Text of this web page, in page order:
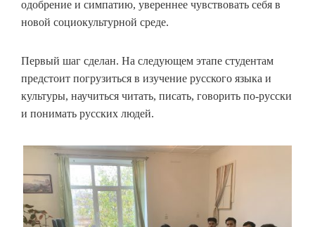
одобрение и симпатию, увереннее чувствовать себя в
новой социокультурной среде.
Первый шаг сделан. На следующем этапе студентам
предстоит погрузиться в изучение русского языка и
культуры, научиться читать, писать, говорить по-русски
и понимать русских людей.